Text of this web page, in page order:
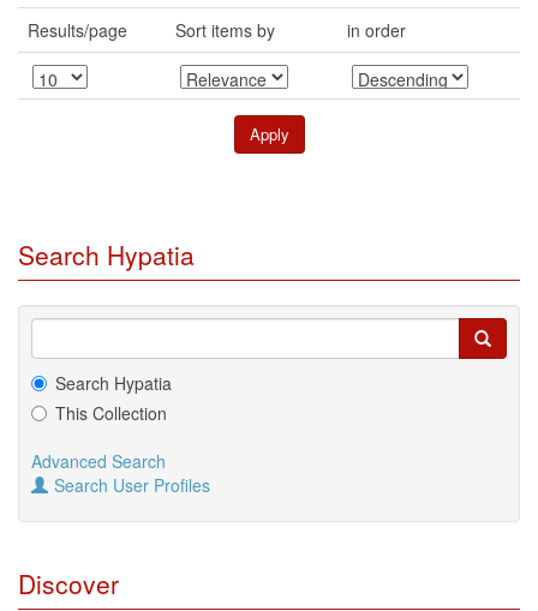
Results/page Sort items by in order
Search Hypatia
Search Hypatia
This Collection
Advanced Search
Search User Profiles
Discover